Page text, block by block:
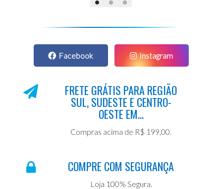
Facebook Instagram
FRETE GRÁTIS PARA REGIÃO
SUL, SUDESTE E CENTRO-
OESTE EM...
Compras acima de R$ 199,00.
COMPRE COM SEGURANÇA
Loja 100% Segura.